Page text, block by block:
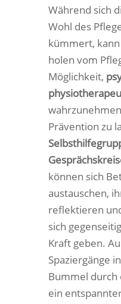
Während sich
Wohl des
kümmert,
holen vom
Möglichkeit,
Prävention zu
können sich
austauschen,
reflektieren
sich
Kraft geben.
Spaziergänge
Bummel durch
ein